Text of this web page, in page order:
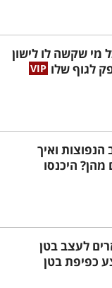
מי שקשה לו לישון
לגוף שלו
ואיך
מהן? היכנסו
לעצב בטן
כפיפת בטן